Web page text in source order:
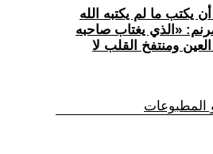
يكتب ما لم يكتبه الله
«الذي يغتاب صاحبه
ومنتفخ القلب لا
المطبوعات